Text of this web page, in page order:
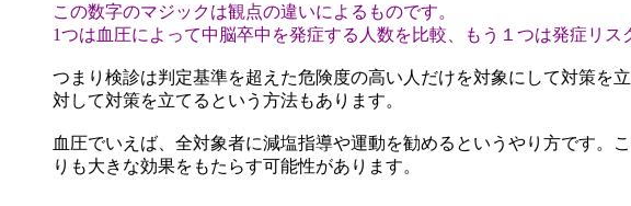
この数字のマジックは観点の違いによるものです。
1つは血圧によって中脳卒中を発症する人数を比較、もう１つは発症リス
つまり検診は判定基準を超えた危険度の高い人だけを対象にして対策を
対して対策を立てるという方法もあります。
血圧でいえば、全対象者に減塩指導や運動を勧めるというやり方です。
りも大きな効果をもたらす可能性があります。